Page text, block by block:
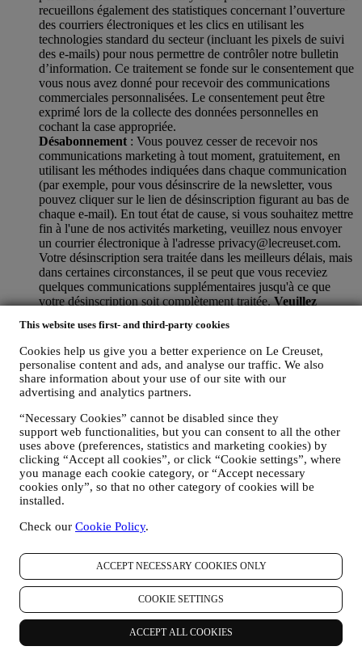
This website uses first- and third-party cookies
Cookies help us give you a better experience on Le Creuset,
personalise content and ads, and analyse our traffic. We also
share information about your use of our site with our
advertising and analytics partners.
“Necessary Cookies” cannot be disabled since they
support web functionalities, but you can consent to all the other
uses above (preferences, statistics and marketing cookies) by
clicking “Accept all cookies”, or click “Cookie settings”, where
you manage each cookie category, or “Accept necessary
cookies only”, so that no other category of cookies will be
installed.
Check our Cookie Policy.
ACCEPT NECESSARY COOKIES ONLY
COOKIE SETTINGS
ACCEPT ALL COOKIES
recueillons également des statistiques concernant l’ouverture
des courriers électroniques et les clics en utilisant les
technologies standard du secteur (incluant les pixels de suivi
des e-mails) pour nous permettre de contrôler notre bulletin
d’information. Ce traitement se fonde sur le consentement que
vous nous avez donné pour recevoir des communications
commerciales personnalisées. Le consentement peut être
exprimé lors de la collecte des données personnelles en
cochant la case appropriée.
Désabonnement : Vous pouvez cesser de recevoir nos
communications marketing à tout moment, gratuitement, en
utilisant les méthodes indiquées dans chaque communication
(par exemple, pour vous désinscrire de la newsletter, vous
pouvez cliquer sur le lien de désinscription figurant au bas de
chaque e-mail). En tout état de cause, si vous souhaitez mettre
fin à l'une de nos activités marketing, veuillez nous envoyer
un courrier électronique à l'adresse privacy@lecreuset.com.
Votre désinscription sera traitée dans les meilleurs délais, mais
dans certaines circonstances, il se peut que vous receviez
quelques communications supplémentaires jusqu'à ce que
votre désinscription soit complètement traitée.Veuillez
vendons pas vos coordonnées et autres données
personnelles à d’autres sociétés à des fins marketing.
RE-CIBLAGE / ADAPTATION DE NOS OFFRES ET
AMELIORATION DE L’EXPERIENCE CLIENT : Nous
souhaitons utiliser vos données pour adapter nos services et
offres selon vos besoins et préférences afin de vous offrir une
expérience client personnalisée. À cette fin, nous analyserons
vos habitudes ou vos intérêts, par exemple en lien avec les
produits les plus consultés, vos interactions avec nous sur les
réseaux sociaux, les pages de notre site Web que vous
consultez, le contenu de nos offres que vous lisez, etc. Nous
procéderons à cette analyse principalement en ayant recours à
des cookies et technologies similaires (incluant les pixels de
suivi des e-mails) et également grâce à vos données et à vos
préférences collectées lors de votre abonnement à nos
ces informations pour gérer nos publicités sur d’autres sites,
accorder l’accès à un contenu particulier, adapter le contenu
ou les offres que vous voyez sur le site Web ou, si vous avez
consenti à vous abonner à nos communications marketing,
pour vous envoyer des communications pertinentes qui
pourraient vous intéresser / des messages que nous croyons
que vous pourriez aimer. Il n’y aura pas d’autres effets.